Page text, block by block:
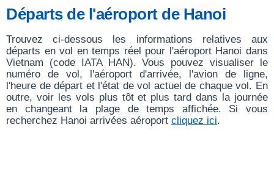
Départs de l'aéroport de Hanoi
Trouvez ci-dessous les informations relatives aux
départs en vol en temps réel pour l'aéroport Hanoi dans
Vietnam (code IATA HAN). Vous pouvez visualiser le
numéro de vol, l'aéroport d'arrivée, l'avion de ligne,
l'heure de départ et l'état de vol actuel de chaque vol. En
outre, voir les vols plus tôt et plus tard dans la journée
en changeant la plage de temps affichée. Si vous
recherchez Hanoi arrivées aéroport cliquez ici.